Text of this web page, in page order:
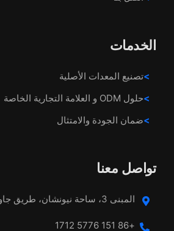
الخدمات
تصنيع المعدات الأصلية
حلول ODM و العلامة التجارية الخاصة
ضمان الجودة والامتثال
تواصل معنا
المبنى 3، ساحة نيونشان، طريق جاوآنغ، وينتشو، الصين
+86 151 5776 1712